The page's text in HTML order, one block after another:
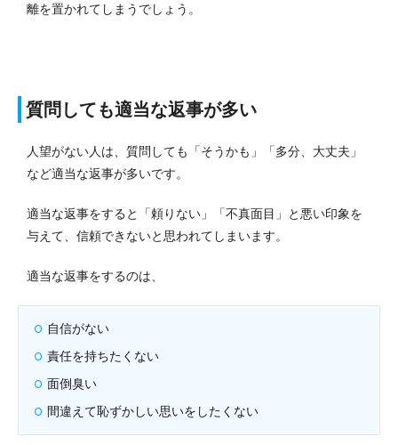
離を置かれてしまうでしょう。
質問しても適当な返事が多い
人望がない人は、質問しても「そうかも」「多分、大丈夫」
など適当な返事が多いです。
適当な返事をすると「頼りない」「不真面目」と悪い印象を
与えて、信頼できないと思われてしまいます。
適当な返事をするのは、
自信がない
責任を持ちたくない
面倒臭い
間違えて恥ずかしい思いをしたくない